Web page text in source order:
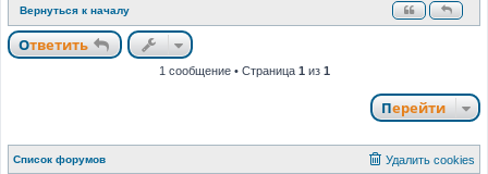
Вернуться к началу
Ответить
1 сообщение • Страница 1 из 1
Перейти
Список форумов Удалить cookies